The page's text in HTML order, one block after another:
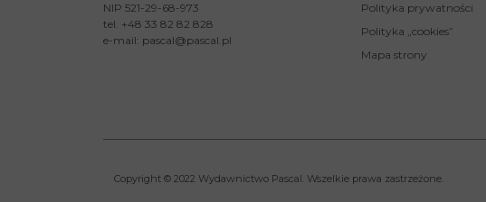
NIP 521-29-68-973
tel. +48 33 82 82 828
e-mail: pascal@pascal.pl
Polityka prywatności
Polityka „cookies”
Mapa strony
Copyright © 2022 Wydawnictwo Pascal. Wszelkie prawa zastrzeżone.